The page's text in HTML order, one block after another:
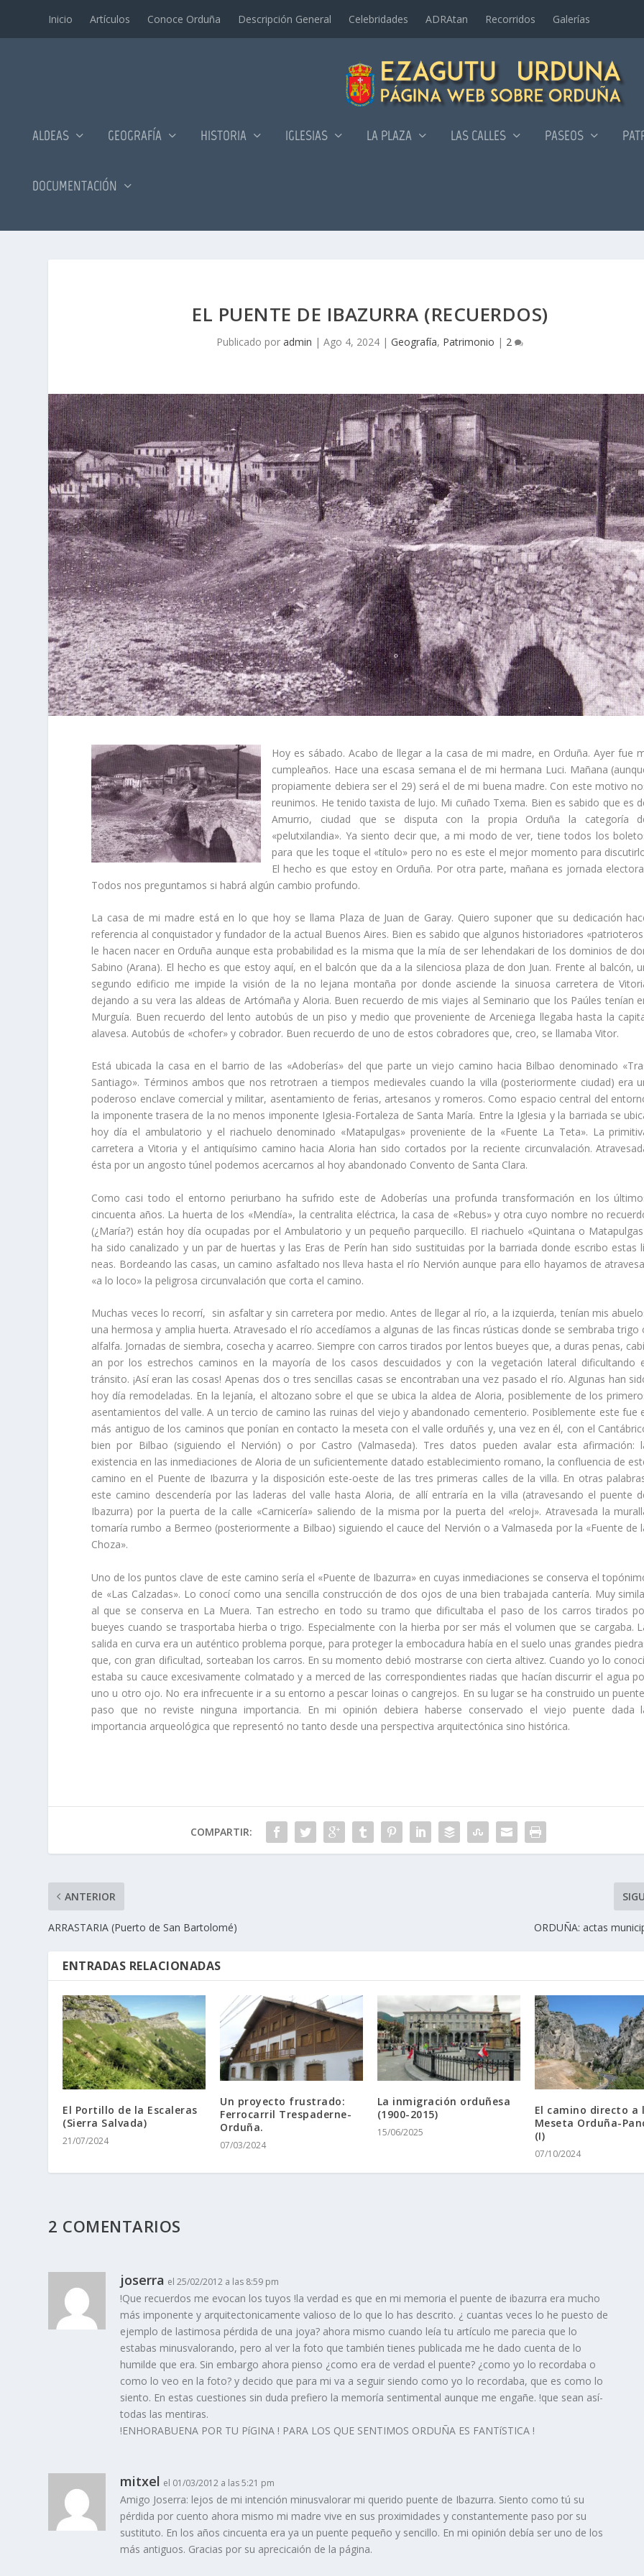
Inicio Artí­culos Conoce Orduña Descripción General Celebridades ADRAtan Recorridos Galerí­as
ALDEAS GEOGRAFÍA HISTORIA IGLESIAS LA PLAZA LAS CALLES PASEOS
DOCUMENTACIÓN
EL PUENTE DE IBAZURRA (RECUERDOS)
Publicado poradmin |Ago 4, 2024 |Geografía, Patrimonio | 2
Hoy es sábado. Acabo de llegar a la casa de mi madre, en Orduña. Ayer fue
cumpleaños. Hace una escasa semana el de mi hermana Luci. Mañana
propiamente debiera ser el 29) será el de mi buena madre. Con este motivo
reunimos. He tenido taxista de lujo. Mi cuñado Txema. Bien es sabido que es
Amurrio, ciudad que se disputa con la propia Orduña la categorí­a
«pelutxilandia». Ya siento decir que, a mi modo de ver, tiene todos los
para que les toque el «tí­tulo» pero no es este el mejor momento para
El hecho es que estoy en Orduña. Por otra parte, mañana es jornada
Todos nos preguntamos si habrá algún cambio profundo.
La casa de mi madre está en lo que hoy se llama Plaza de Juan de Garay. Quiero suponer que su dedicación
referencia al conquistador y fundador de la actual Buenos Aires. Bien es sabido que algunos historiadores
le hacen nacer en Orduña aunque esta probabilidad es la misma que la mí­a de ser lehendakari de los dominios de
Sabino (Arana). El hecho es que estoy aquí­, en el balcón que da a la silenciosa plaza de don Juan. Frente al balcón,
segundo edificio me impide la visión de la no lejana montaña por donde asciende la sinuosa carretera de
dejando a su vera las aldeas de Artómaña y Aloria. Buen recuerdo de mis viajes al Seminario que los Paúles tení­an
Murguí­a. Buen recuerdo del lento autobús de un piso y medio que proveniente de Arceniega llegaba hasta la
alavesa. Autobús de «chofer» y cobrador. Buen recuerdo de uno de estos cobradores que, creo, se llamaba Vitor.
Está ubicada la casa en el barrio de las «Adoberí­as» del que parte un viejo camino hacia Bilbao denominado
Santiago». Términos ambos que nos retrotraen a tiempos medievales cuando la villa (posteriormente ciudad) era
poderoso enclave comercial y militar, asentamiento de ferias, artesanos y romeros. Como espacio central del
la imponente trasera de la no menos imponente Iglesia-Fortaleza de Santa Marí­a. Entre la Iglesia y la barriada se
hoy dí­a el ambulatorio y el riachuelo denominado «Matapulgas» proveniente de la «Fuente La Teta». La
carretera a Vitoria y el antiquí­simo camino hacia Aloria han sido cortados por la reciente circunvalación.
ésta por un angosto túnel podemos acercarnos al hoy abandonado Convento de Santa Clara.
Como casi todo el entorno periurbano ha sufrido este de Adoberí­as una profunda transformación en los
cincuenta años. La huerta de los «Mendí­a», la centralita eléctrica, la casa de «Rebus» y otra cuyo nombre no
(¿Marí­a?) están hoy dí­a ocupadas por el Ambulatorio y un pequeño parquecillo. El riachuelo «Quintana o
ha sido canalizado y un par de huertas y las Eras de Perí­n han sido sustituidas por la barriada donde escribo estas
neas. Bordeando las casas, un camino asfaltado nos lleva hasta el rí­o Nervión aunque para ello hayamos de
«a lo loco» la peligrosa circunvalación que corta el camino.
Muchas veces lo recorrí­, sin asfaltar y sin carretera por medio. Antes de llegar al rí­o, a la izquierda, tení­an mis
una hermosa y amplia huerta. Atravesado el rí­o accedí­amos a algunas de las fincas rústicas donde se sembraba trigo
alfalfa. Jornadas de siembra, cosecha y acarreo. Siempre con carros tirados por lentos bueyes que, a duras penas,
an por los estrechos caminos en la mayorí­a de los casos descuidados y con la vegetación lateral dificultando
tránsito. ¡Así­ eran las cosas! Apenas dos o tres sencillas casas se encontraban una vez pasado el rí­o. Algunas han
hoy dí­a remodeladas. En la lejaní­a, el altozano sobre el que se ubica la aldea de Aloria, posiblemente de los
asentamientos del valle. A un tercio de camino las ruinas del viejo y abandonado cementerio. Posiblemente este fue
más antiguo de los caminos que poní­an en contacto la meseta con el valle orduñés y, una vez en él, con el
bien por Bilbao (siguiendo el Nervión) o por Castro (Valmaseda). Tres datos pueden avalar esta afirmación:
existencia en las inmediaciones de Aloria de un suficientemente datado establecimiento romano, la confluencia de
camino en el Puente de Ibazurra y la disposición este-oeste de las tres primeras calles de la villa. En otras
este camino descenderí­a por las laderas del valle hasta Aloria, de allí­ entrarí­a en la villa (atravesando el puente
Ibazurra) por la puerta de la calle «Carnicerí­a» saliendo de la misma por la puerta del «reloj». Atravesada la
tomarí­a rumbo a Bermeo (posteriormente a Bilbao) siguiendo el cauce del Nervión o a Valmaseda por la «Fuente de
Choza».
Uno de los puntos clave de este camino serí­a el «Puente de Ibazurra» en cuyas inmediaciones se conserva el
de «Las Calzadas». Lo conocí­ como una sencilla construcción de dos ojos de una bien trabajada canterí­a. Muy
al que se conserva en La Muera. Tan estrecho en todo su tramo que dificultaba el paso de los carros tirados
bueyes cuando se trasportaba hierba o trigo. Especialmente con la hierba por ser más el volumen que se cargaba.
salida en curva era un auténtico problema porque, para proteger la embocadura habí­a en el suelo unas grandes
que, con gran dificultad, sorteaban los carros. En su momento debió mostrarse con cierta altivez. Cuando yo lo
estaba su cauce excesivamente colmatado y a merced de las correspondientes riadas que hací­an discurrir el agua
uno u otro ojo. No era infrecuente ir a su entorno a pescar loinas o cangrejos. En su lugar se ha construido un
paso que no reviste ninguna importancia. En mi opinión debiera haberse conservado el viejo puente dada
importancia arqueológica que representó no tanto desde una perspectiva arquitectónica sino histórica.
COMPARTIR:
ANTERIOR
ARRASTARIA (Puerto de San Bartolomé) ORDUÑA: actas
ENTRADAS RELACIONADAS
El Portillo de la Escaleras
(Sierra Salvada)
21/07/2024
Un proyecto frustrado:
Ferrocarril Trespaderne-
Orduña.
07/03/2024
La inmigración orduñesa
(1900-2015)
15/06/2025
El camino directo a
Meseta Orduña-
(I)
07/10/2024
2 COMENTARIOS
joserra el 25/02/2012 a las 8:59 pm
!Que recuerdos me evocan los tuyos !la verdad es que en mi memoria el puente de ibazurra era mucho
más imponente y arquitectonicamente valioso de lo que lo has descrito. ¿ cuantas veces lo he puesto de
ejemplo de lastimosa pérdida de una joya? ahora mismo cuando leí­a tu artí­culo me parecia que lo
estabas minusvalorando, pero al ver la foto que también tienes publicada me he dado cuenta de lo
humilde que era. Sin embargo ahora pienso ¿como era de verdad el puente? ¿como yo lo recordaba o
como lo veo en la foto? y decido que para mi va a seguir siendo como yo lo recordaba, que es como lo
siento. En estas cuestiones sin duda prefiero la memorí­a sentimental aunque me engañe. !que sean así­
todas las mentiras.
!ENHORABUENA POR TU PíGINA ! PARA LOS QUE SENTIMOS ORDUÑA ES FANTíSTICA !
mitxel el 01/03/2012 a las 5:21 pm
Amigo Joserra: lejos de mi intención minusvalorar mi querido puente de Ibazurra. Siento como tú su
pérdida por cuento ahora mismo mi madre vive en sus proximidades y constantemente paso por su
sustituto. En los años cincuenta era ya un puente pequeño y sencillo. En mi opinión debí­a ser uno de los
más antiguos. Gracias por su aprecicaión de la página.